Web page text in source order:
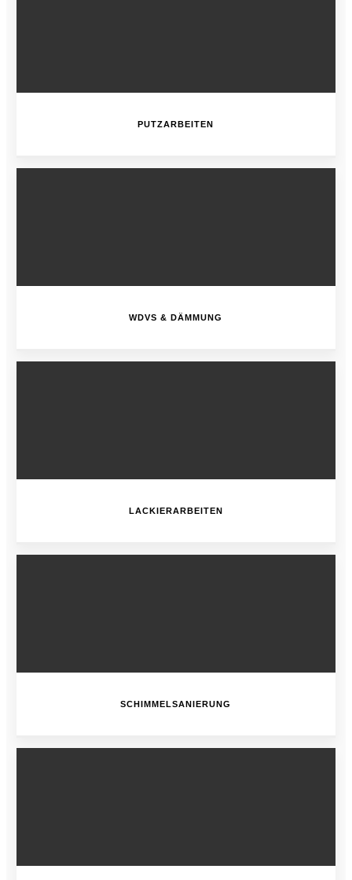
PUTZARBEITEN
WDVS & DÄMMUNG
LACKIERARBEITEN
SCHIMMELSANIERUNG